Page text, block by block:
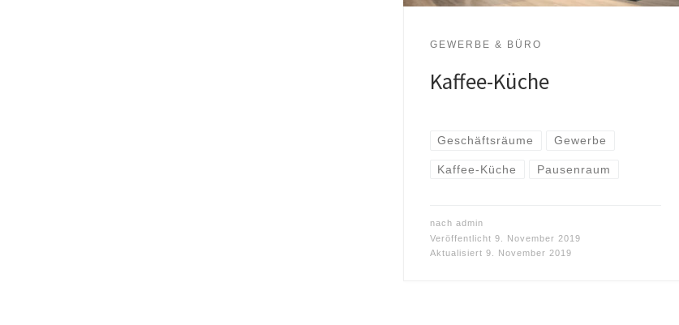
GEWERBE & BÜRO
Kaffee-Küche
Geschäftsräume Gewerbe
Kaffee-Küche Pausenraum
nach admin
Veröffentlicht 9. November 2019
Aktualisiert 9. November 2019